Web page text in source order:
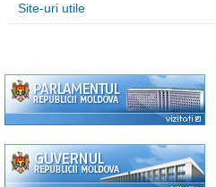
Site-uri utile